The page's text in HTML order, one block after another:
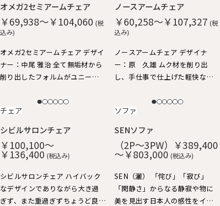
オメガ2セミアームチェア
￥69,938～￥104,060 (税
込み)
オメガ2セミアームチェア デザイ
ナー：中尾 雅治 全て無垢材から
削り出したフォルムがユニーク
りが優しい手触り。ゆったりと
した座り心地。 身体を包み込む
ようなアームと背、肘掛けはや
す。 肘をテーブルに掛ければ、
お掃除も楽々。 樹種：Ｒオー
ク、Ｗオーク、ウォルナット、Ｂ
チェリー 仕上：オイル仕上 張
地：Ａ～Ｇ布、Ｈ：革（2種類）
ノースアームチェア
￥60,258～￥107,327 (税
込み)
ノースアームチェア デザイナ
ー：原 久雄 ムク材を削り出
し、手仕事で仕上げた軽快なイ
な手触りと、ギリギリまで細身に
仕上げたフォルムが特徴で、 ア
ーム先端が手にしっくり馴染
み、ずっと触りたくなる心地よ
さです。 貼り込まれた大きなカ
ーブの背と座もゆったりと身体
を受け止めてくれます。 樹種：
Ｒオーク、Ｗオーク、ウォルナッ
ト、Ｂチェリー 仕上：オイル仕
NEW
チェア
シビルサロンチェア
￥100,100～
￥136,400 (税込み)
シビルサロンチェア ハイバック
なデザインでありながら大き過
ぎず、また重過ぎずちょうど良い
NEW
ソファ
SENソファ
（2P～3PW）￥389,400
～￥803,000 (税込み)
SEN（灑） 「侘び」「寂び」
「閑静さ」からなる静寂や物に
美を見出す日本人の感性をイン